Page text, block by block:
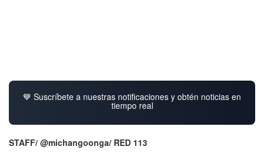
💙 Suscríbete a nuestras notificaciones y obtén noticias en
tiempo real
STAFF/ @michangoonga/ RED 113